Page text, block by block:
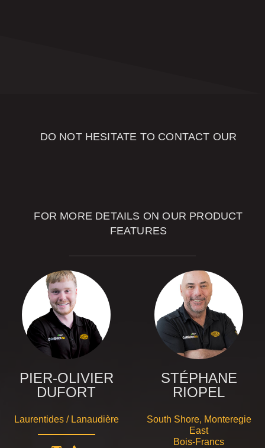
DO NOT HESITATE TO CONTACT OUR
FOR MORE DETAILS ON OUR PRODUCT
FEATURES
PIER-OLIVIER
DUFORT
Laurentides / Lanaudière
STÉPHANE
RIOPEL
South Shore, Monteregie
East
Bois-Francs